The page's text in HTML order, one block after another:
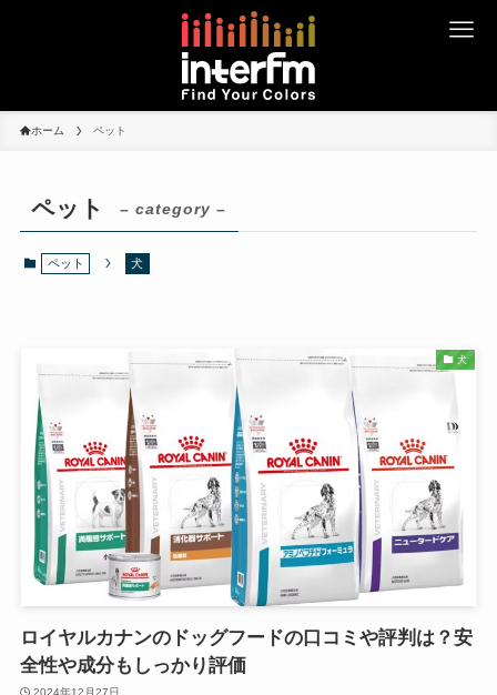
ホーム ペット
ペット – category –
ペット 犬
犬
ロイヤルカナンのドッグフードの口コミや評判は？安
全性や成分もしっかり評価